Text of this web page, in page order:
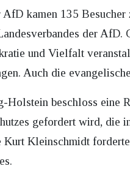
AfD kamen 135
der
und Vielfalt
Auch die
Holstein beschloss eine
gefordert wird, die
Kurt Kleinschmidt